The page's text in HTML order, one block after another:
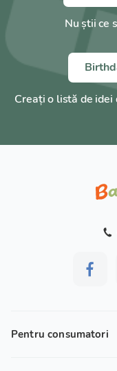
Nu știi ce
Creați o listă de
Pentru consumatori